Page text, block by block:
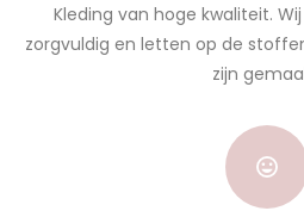
Kleding van hoge kwaliteit.
zorgvuldig en letten op de
zijn